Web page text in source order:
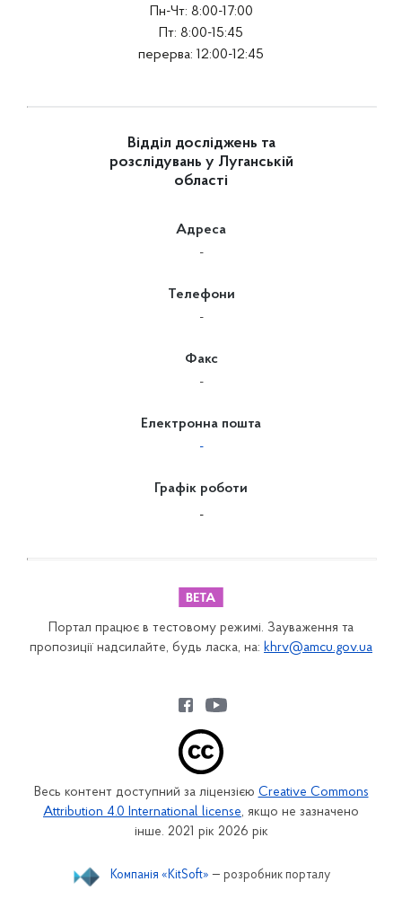
Пн-Чт: 8:00-17:00
Пт: 8:00-15:45
перерва: 12:00-12:45
Відділ досліджень та
розслідувань у Луганській
області
Адреса
-
Телефони
-
Факс
-
Електронна пошта
-
Графік роботи
-
Портал працює в тестовому режимі. Зауваження та
пропозиції надсилайте, будь ласка, на: khrv@amcu.gov.ua
Весь контент доступний за ліцензією Creative Commons
Attribution 4.0 International license, якщо не зазначено
інше. 2021 рік 2026 рік
Компанія «KitSoft» — розробник порталу